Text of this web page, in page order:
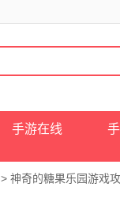
手游在线
> 神奇的糖果乐园游戏